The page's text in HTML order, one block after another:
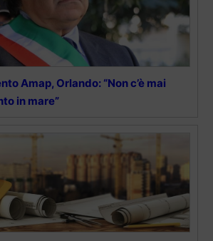
Amap, Orlando: “Non c’è mai
in mare”